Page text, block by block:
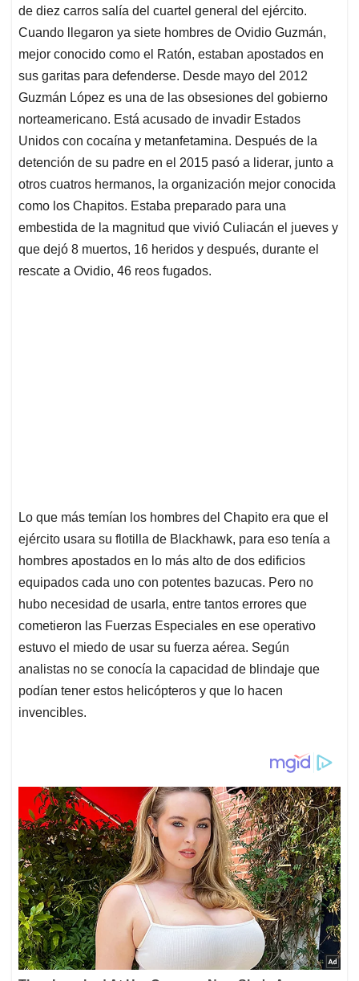
de diez carros salía del cuartel general del ejército.
Cuando llegaron ya siete hombres de Ovidio Guzmán,
mejor conocido como el Ratón, estaban apostados en
sus garitas para defenderse. Desde mayo del 2012
Guzmán López es una de las obsesiones del gobierno
norteamericano. Está acusado de invadir Estados
Unidos con cocaína y metanfetamina. Después de la
detención de su padre en el 2015 pasó a liderar, junto a
otros cuatros hermanos, la organización mejor conocida
como los Chapitos. Estaba preparado para una
embestida de la magnitud que vivió Culiacán el jueves y
que dejó 8 muertos, 16 heridos y después, durante el
rescate a Ovidio, 46 reos fugados.
Lo que más temían los hombres del Chapito era que el
ejército usara su flotilla de Blackhawk, para eso tenía a
hombres apostados en lo más alto de dos edificios
equipados cada uno con potentes bazucas. Pero no
hubo necesidad de usarla, entre tantos errores que
cometieron las Fuerzas Especiales en ese operativo
estuvo el miedo de usar su fuerza aérea. Según
analistas no se conocía la capacidad de blindaje que
podían tener estos helicópteros y que lo hacen
invencibles.